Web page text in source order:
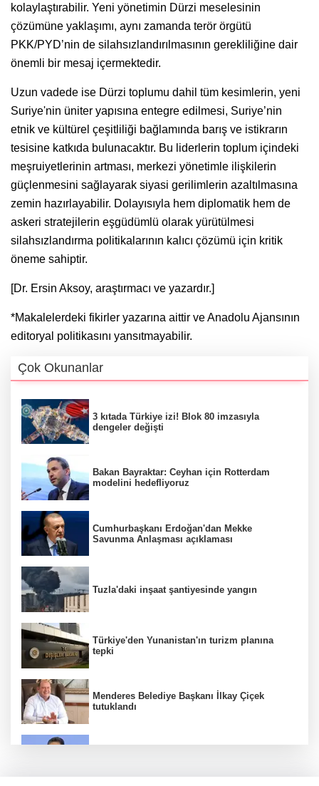
kolaylaştırabilir. Yeni yönetimin Dürzi meselesinin
çözümüne yaklaşımı, aynı zamanda terör örgütü
PKK/PYD’nin de silahsızlandırılmasının gerekliliğine dair
önemli bir mesaj içermektedir.
Uzun vadede ise Dürzi toplumu dahil tüm kesimlerin, yeni
Suriye'nin üniter yapısına entegre edilmesi, Suriye’nin
etnik ve kültürel çeşitliliği bağlamında barış ve istikrarın
tesisine katkıda bulunacaktır. Bu liderlerin toplum içindeki
meşruiyetlerinin artması, merkezi yönetimle ilişkilerin
güçlenmesini sağlayarak siyasi gerilimlerin azaltılmasına
zemin hazırlayabilir. Dolayısıyla hem diplomatik hem de
askeri stratejilerin eşgüdümlü olarak yürütülmesi
silahsızlandırma politikalarının kalıcı çözümü için kritik
öneme sahiptir.
[Dr. Ersin Aksoy, araştırmacı ve yazardır.]
​​​​​​*Makalelerdeki fikirler yazarına aittir ve Anadolu Ajansının
editoryal politikasını yansıtmayabilir.
Çok Okunanlar
3 kıtada Türkiye izi! Blok 80 imzasıyla
dengeler değişti
Bakan Bayraktar: Ceyhan için Rotterdam
modelini hedefliyoruz
Cumhurbaşkanı Erdoğan'dan Mekke
Savunma Anlaşması açıklaması
Tuzla'daki inşaat şantiyesinde yangın
Türkiye'den Yunanistan'ın turizm planına
tepki
Menderes Belediye Başkanı İlkay Çiçek
tutuklandı